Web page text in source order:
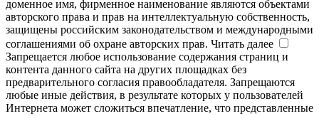
доменное имя, фирменное наименование являются объектами
авторского права и прав на интеллектуальную собственность,
защищены российским законодательством и международными
соглашениями об охране авторских прав. Читать далее
Запрещается любое использование содержания страниц и
контента данного сайта на других площадках без
предварительного согласия правообладателя. Запрещаются
любые иные действия, в результате которых у пользователей
Интернета может сложиться впечатление, что представленные